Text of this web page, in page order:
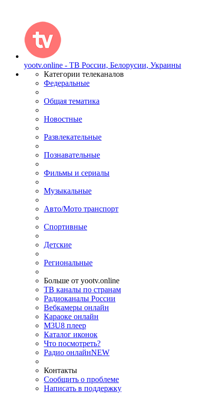
yootv.online - ТВ России, Белорусии, Украины
Категории телеканалов
Федеральные
Общая тематика
Новостные
Развлекательные
Познавательные
Фильмы и сериалы
Музыкальные
Авто/Мото транспорт
Спортивные
Детские
Региональные
Больше от yootv.online
ТВ каналы по странам
Радиоканалы России
Вебкамеры онлайн
Караоке онлайн
M3U8 плеер
Каталог иконок
Что посмотреть?
Радио онлайнNEW
Контакты
Сообщить о проблеме
Написать в поддержку